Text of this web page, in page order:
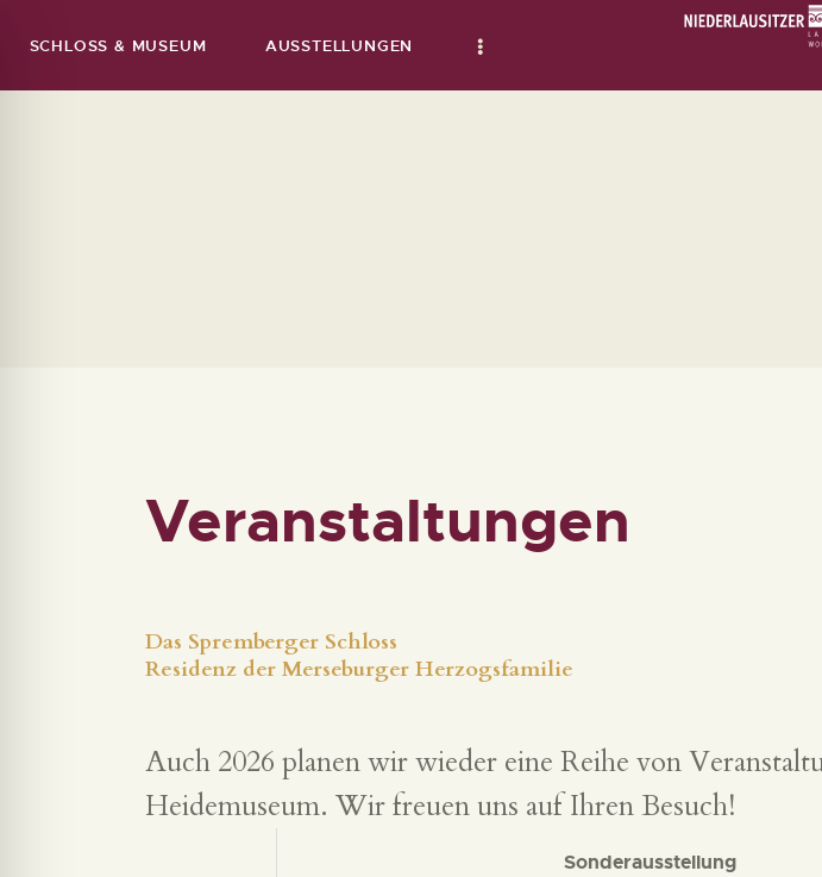
SCHLOSS & MUSEUM AUSSTELLUNGEN
STARTSEITE
PÄDAGOGIK
H
KONTAKT
Veranstaltungen
Das Spremberger Schloss
Residenz der Merseburger Herzogsfamilie
Auch 2026 planen wir wieder eine Reihe von
Heidemuseum. Wir freuen uns auf Ihren Besuch!
Sonderausstellung